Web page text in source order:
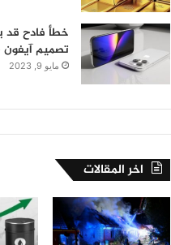
خطأ فادح قد
تصميم آيفون 15
مايو 9, 2023
اخر المقالات